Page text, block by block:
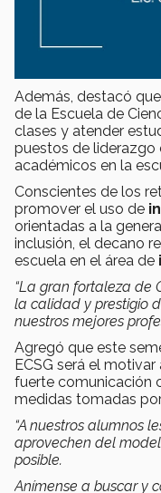
Además, destacó
de la Escuela de
clases y atender
puestos de liderazgo
académicos en la
Conscientes de los
promover el uso de
orientadas a la
inclusión, el decano
escuela en el área de
“La gran fortaleza de
la calidad y prestigio
nuestros mejores
Agregó que este
ECSG será el
fuerte comunicación
medidas tomadas
“A nuestros alumnos
aprovechen del
posible.
Anímense a buscar y